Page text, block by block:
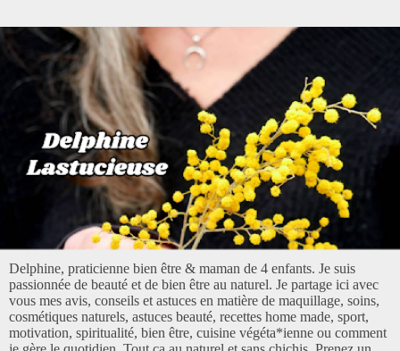
Delphine, praticienne bien être & maman de 4 enfants. Je suis
passionnée de beauté et de bien être au naturel. Je partage ici avec
vous mes avis, conseils et astuces en matière de maquillage, soins,
cosmétiques naturels, astuces beauté, recettes home made, sport,
motivation, spiritualité, bien être, cuisine végéta*ienne ou comment